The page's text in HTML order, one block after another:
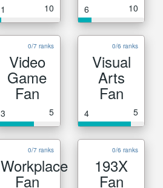
1 10 6 10
0/7 ranks
Video
Game
Fan
3 5
0/6 ranks
Visual
Arts
Fan
4 5
0/7 ranks
Workplace
Fan
0/6 ranks
193X
Fan